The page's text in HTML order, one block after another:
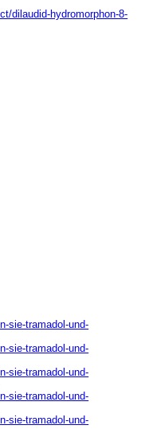
dilaudid-hydromorphon-8-
sie-tramadol-und-
sie-tramadol-und-
sie-tramadol-und-
sie-tramadol-und-
sie-tramadol-und-